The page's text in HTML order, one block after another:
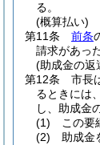
る。
(概算払い)
第11条
前条
請求があっ
(助成金の返
第12条
市長
るときには
し、助成金
(1)
この要
(2)
助成金